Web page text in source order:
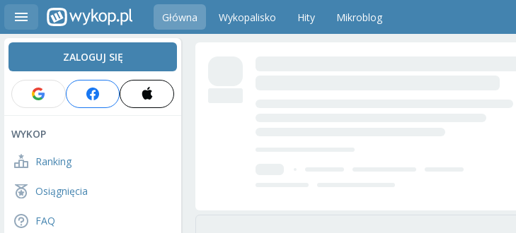
Główna Wykopalisko Hity Mikroblog
ZALOGUJ SIĘ
WYKOP
Ranking
Osiągnięcia
FAQ